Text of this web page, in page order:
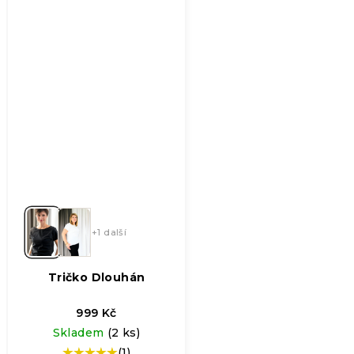
+1 další
Tričko Dlouhán
999 Kč
Skladem (2 ks)